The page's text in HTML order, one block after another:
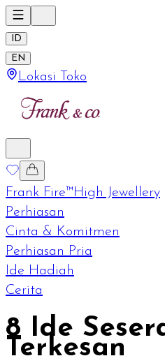
ID
EN
Lokasi Toko
Frank Fire™High Jewellery
Perhiasan
Cinta & Komitmen
Perhiasan Pria
Ide Hadiah
Cerita
8 Ide
Terkesan